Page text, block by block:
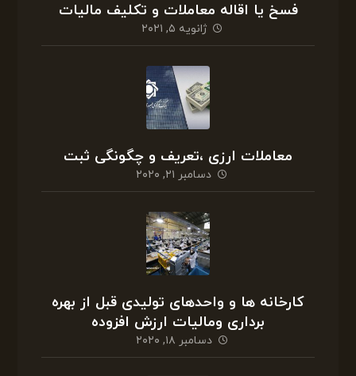
فسخ یا اقاله معاملات و تکلیف مالیات
ژانویه ۵, ۲۰۲۱
معاملات ارزی ،تعریف و چگونگی ثبت
دسامبر ۲۱, ۲۰۲۰
کارخانه ها و واحدهای تولیدی قبل از بهره
برداری ومالیات ارزش افزوده
دسامبر ۱۸, ۲۰۲۰